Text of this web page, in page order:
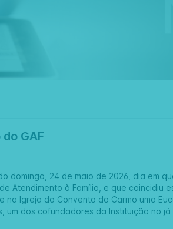
GAF
domingo, 24 de maio de 2026, dia em
Atendimento à Família, e que coincidiu
na Igreja do Convento do Carmo uma
um dos cofundadores da Instituição no